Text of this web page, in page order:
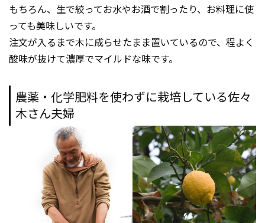
もちろん、生で絞ってお水やお酒で割ったり、お料理に使
っても美味しいです。
注文が入るまで木に成らせたまま置いているので、程よく
酸味が抜けて濃厚でマイルドな味です。
農薬・化学肥料を使わずに栽培している佐々
木さん夫婦